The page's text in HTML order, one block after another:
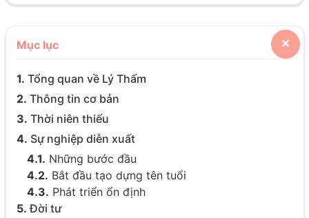
✕
Mục lục
1. Tổng quan về Lý Thấm
2. Thông tin cơ bản
3. Thời niên thiếu
4. Sự nghiệp diễn xuất
4.1. Những bước đầu
4.2. Bắt đầu tạo dựng tên tuổi
4.3. Phát triển ổn định
5. Đời tư